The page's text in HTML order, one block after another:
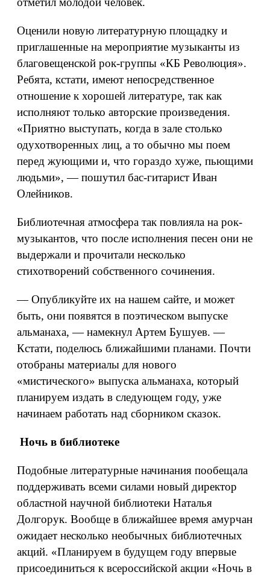
Оценили новую литературную площадку и
приглашенные на мероприятие музыканты из
благовещенской рок-группы «КБ Революция».
Ребята, кстати, имеют непосредственное
отношение к хорошей литературе, так как
исполняют только авторские произведения.
«Приятно выступать, когда в зале столько
одухотворенных лиц, а то обычно мы поем
перед жующими и, что гораздо хуже, пьющими
людьми», — пошутил бас-гитарист Иван
Олейников.
Библиотечная атмосфера так повлияла на рок-
музыкантов, что после исполнения песен они не
выдержали и прочитали несколько
стихотворений собственного сочинения.
— Опубликуйте их на нашем сайте, и может
быть, они появятся в поэтическом выпуске
альманаха, — намекнул Артем Бушуев. —
Кстати, поделюсь ближайшими планами. Почти
отобраны материалы для нового
«мистического» выпуска альманаха, который
планируем издать в следующем году, уже
начинаем работать над сборником сказок.
Ночь в библиотеке
Подобные литературные начинания пообещала
поддерживать всеми силами новый директор
областной научной библиотеки Наталья
Долгорук. Вообще в ближайшее время амурчан
ожидает несколько необычных библиотечных
акций. «Планируем в будущем году впервые
присоединиться к всероссийской акции «Ночь в